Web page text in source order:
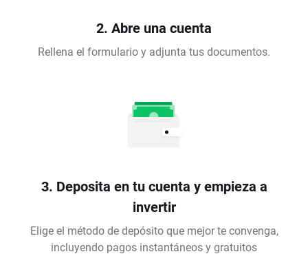
2. Abre una cuenta
Rellena el formulario y adjunta tus documentos.
3. Deposita en tu cuenta y empieza a
invertir
Elige el método de depósito que mejor te convenga,
incluyendo pagos instantáneos y gratuitos